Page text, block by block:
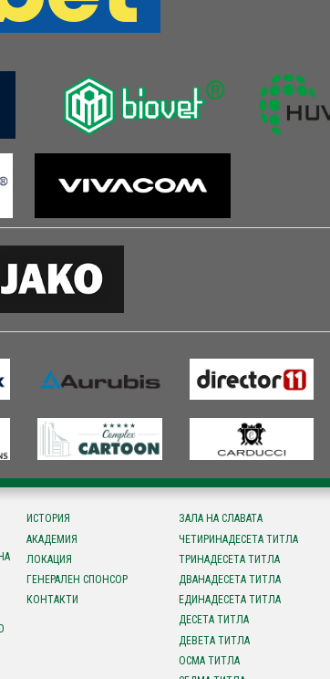
ИСТОРИЯ
АКАДЕМИЯ
ЛОКАЦИЯ
ГЕНЕРАЛЕН СПОНСОР
КОНТАКТИ
ЗАЛА НА СЛАВАТА
ЧЕТИРИНАДЕСЕТА ТИТЛА
ТРИНАДЕСЕТА ТИТЛА
ДВАНАДЕСЕТА ТИТЛА
ЕДИНАДЕСЕТА ТИТЛА
ДЕСЕТА ТИТЛА
ДЕВЕТА ТИТЛА
ОСМА ТИТЛА